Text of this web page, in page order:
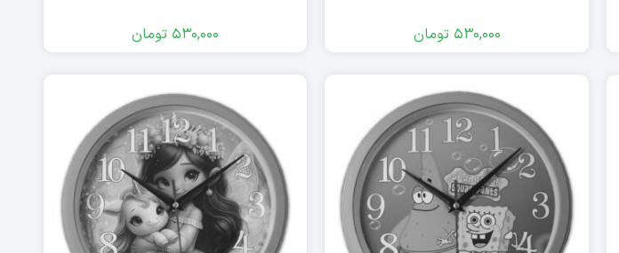
530,000 تومان 530,000 تومان